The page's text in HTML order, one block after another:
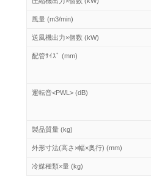
風量 (m3/min)
送風機出力×個数 (kW)
配管ｻｲｽﾞ (mm)
運転音<PWL> (dB)
製品質量 (kg)
外形寸法(高さ×幅×奥行) (mm)
冷媒種類×量 (kg)